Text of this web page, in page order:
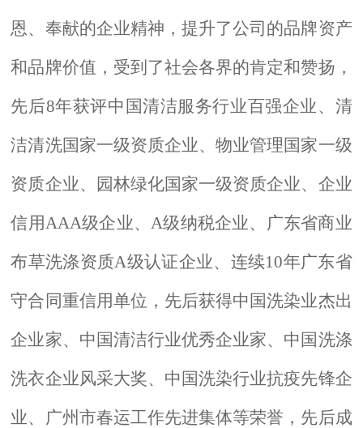
恩、奉献的企业精神，提升了公司的品牌资产
和品牌价值，受到了社会各界的肯定和赞扬，
先后8年获评中国清洁服务行业百强企业、清
洁清洗国家一级资质企业、物业管理国家一级
资质企业、
园林绿化国家一级资质企业、企业
信用AAA级企业、A级纳税企业、广东省商业
布草洗涤资质A级认证企业、 连续10年广东省
守合同重信用单位，先后获得中国洗染业杰出
企业家、 中国清洁行业优秀企业家、 中国洗涤
洗衣企业风采大奖、 中国洗染行业抗疫先锋企
业、广州市春运工作先进集体等荣誉，先后成